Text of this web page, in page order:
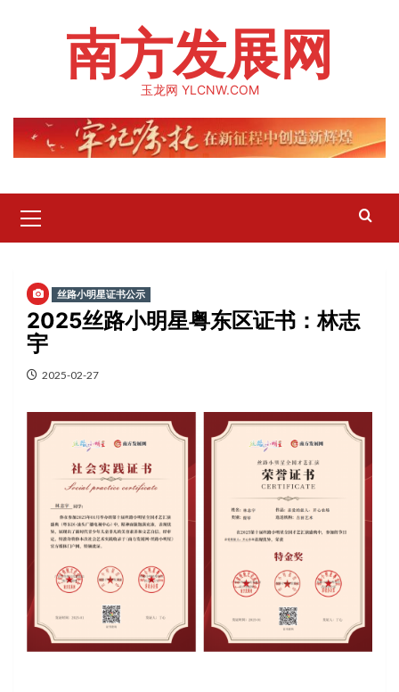
南方发展网
玉龙网 YLCNW.COM
Menu
丝路小明星证书公示
2025丝路小明星粤东区证书：林志
宇
2025-02-27